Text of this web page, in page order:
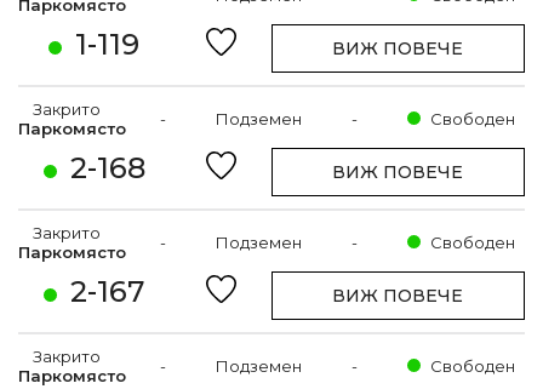
1-119
Паркомясто
ВИЖ ПОВЕЧЕ
2-168
Закрито
Паркомясто
- Подземен - Свободен
ВИЖ ПОВЕЧЕ
2-167
Закрито
Паркомясто
- Подземен - Свободен
ВИЖ ПОВЕЧЕ
Закрито
Паркомясто
- Подземен - Свободен